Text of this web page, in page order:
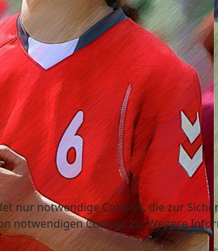
nur notwendige Cookies, die zur
notwendigen Cookies zu. Weitere